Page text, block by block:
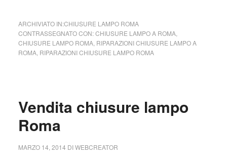
ARCHIVIATO IN:CHIUSURE LAMPO ROMA
CONTRASSEGNATO CON:CHIUSURE LAMPO A ROMA,
CHIUSURE LAMPO ROMA, RIPARAZIONI CHIUSURE LAMPO A
ROMA, RIPARAZIONI CHIUSURE LAMPO ROMA
Vendita chiusure lampo
Roma
MARZO 14, 2014 DIWEBCREATOR